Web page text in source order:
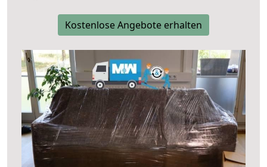
Kostenlose Angebote erhalten